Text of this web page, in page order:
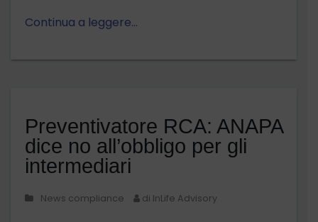
Continua a leggere…
Preventivatore RCA: ANAPA
dice no all’obbligo per gli
intermediari
News compliance di InLife Advisory